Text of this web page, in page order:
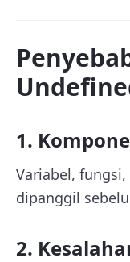
1.
Variabel,
dipanggil
2.